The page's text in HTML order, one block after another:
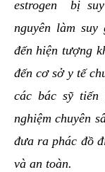
estrogen bị
nguyên làm suy
đến hiện tượng
đến cơ sở y tế
các bác sỹ tiến
nghiệm chuyên
đưa ra phác đồ
và an toàn.